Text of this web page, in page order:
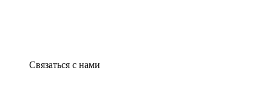
Связаться с нами